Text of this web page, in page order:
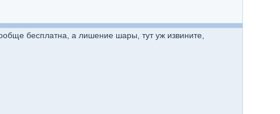
бесплатна, а лишение шары, тут уж извините,